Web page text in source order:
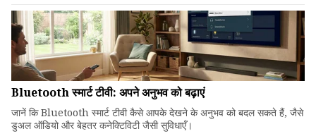
Bluetooth स्मार्ट टीवी: अपने अनुभव को बढ़ाएं
जानें कि Bluetooth स्मार्ट टीवी कैसे आपके देखने के अनुभव को बदल सकते हैं, जैसे
डुअल ऑडियो और बेहतर कनेक्टिविटी जैसी सुविधाएँ।